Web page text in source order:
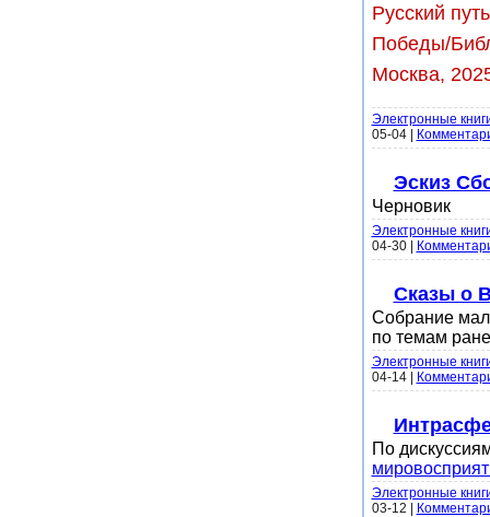
Русский
Победы/
Москва,
Электронные
05-04
Эскиз
Черновик
Электронные
04-30
Сказы о
Собрание
по темам
Электронные
04-14
По
Электронные
03-12